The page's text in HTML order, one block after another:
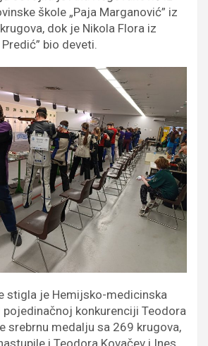
škole „Paja Marganović” iz
dok je Nikola Flora iz
bio deveti.
stigla je Hemijsko-medicinska
pojedinačnoj konkurenciji Teodora
srebrnu medalju sa 269 krugova,
i Teodora Kovačev i Ines